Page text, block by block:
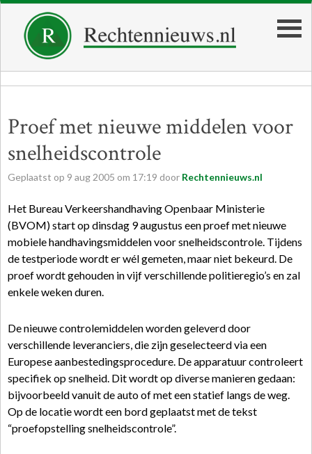
Proef met nieuwe middelen voor
snelheidscontrole
Geplaatst op 9 aug 2005 om 17:19 door Rechtennieuws.nl
Het Bureau Verkeershandhaving Openbaar Ministerie
(BVOM) start op dinsdag 9 augustus een proef met nieuwe
mobiele handhavingsmiddelen voor snelheidscontrole. Tijdens
de testperiode wordt er wél gemeten, maar niet bekeurd. De
proef wordt gehouden in vijf verschillende politieregio’s en zal
enkele weken duren.
De nieuwe controlemiddelen worden geleverd door
verschillende leveranciers, die zijn geselecteerd via een
Europese aanbestedingsprocedure. De apparatuur controleert
specifiek op snelheid. Dit wordt op diverse manieren gedaan:
bijvoorbeeld vanuit de auto of met een statief langs de weg.
Op de locatie wordt een bord geplaatst met de tekst
“proefopstelling snelheidscontrole”.